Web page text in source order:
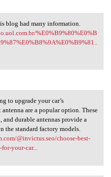
blog had
blog had many information.
%E0%B9%80%E0%B
to upgrade
to upgrade your car’s
are a popular option. These
and durable antennas provide a
the standard factory models.
@invictus.seo/choose-best-
your-car...